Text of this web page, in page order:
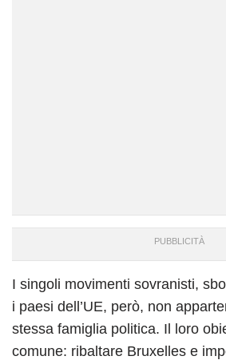
I singoli movimenti sovranisti,
i paesi dell’UE, però, non
stessa famiglia politica. Il loro
comune: ribaltare Bruxelles e